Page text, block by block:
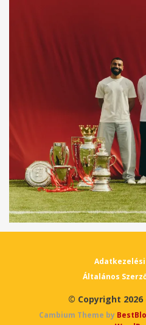
Általános
© Copyright 2026
Cambium Theme by